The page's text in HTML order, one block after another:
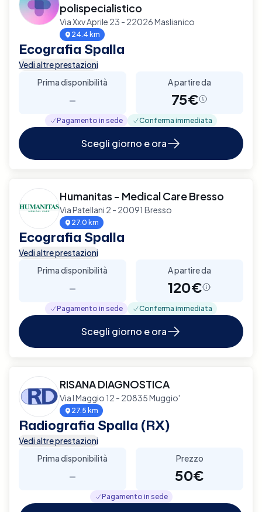
polispecialistico
Via Xxv Aprile 23 - 22026 Maslianico
24.4 km
Ecografia Spalla
Vedi altre prestazioni
Prima disponibilità
-
A partire da
75€
Pagamento in sede Conferma immediata
Scegli giorno e ora
Humanitas - Medical Care Bresso
Via Patellani 2 - 20091 Bresso
27.0 km
Ecografia Spalla
Vedi altre prestazioni
Prima disponibilità
-
A partire da
120€
Pagamento in sede Conferma immediata
Scegli giorno e ora
RISANA DIAGNOSTICA
Via I Maggio 12 - 20835 Muggio'
27.5 km
Radiografia Spalla (RX)
Vedi altre prestazioni
Prima disponibilità
-
Prezzo
50€
Pagamento in sede